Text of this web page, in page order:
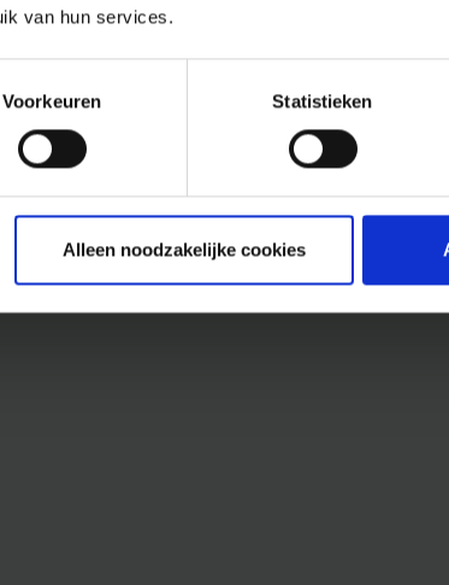
van hun services.
Voorkeuren Statistieken
Alleen noodzakelijke cookies